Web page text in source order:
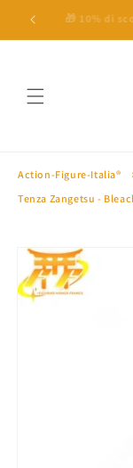
direttamente
100€ ⛩ 🎁 10% di
Action-Figure-Italia®
Tenza Zangetsu -
Passa alle
informazioni
sul prodotto